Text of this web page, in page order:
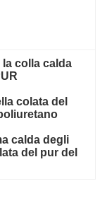
la colla calda
colata del
calda degli
del pur del